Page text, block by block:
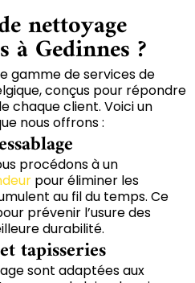
nettoyage
à Gedinnes ?
gamme de services de
conçus pour répondre
chaque client. Voici un
nous offrons :
procédons à un
pour éliminer les
au fil du temps. Ce
prévenir l’usure des
durabilité.
tapisseries
sont adaptées aux